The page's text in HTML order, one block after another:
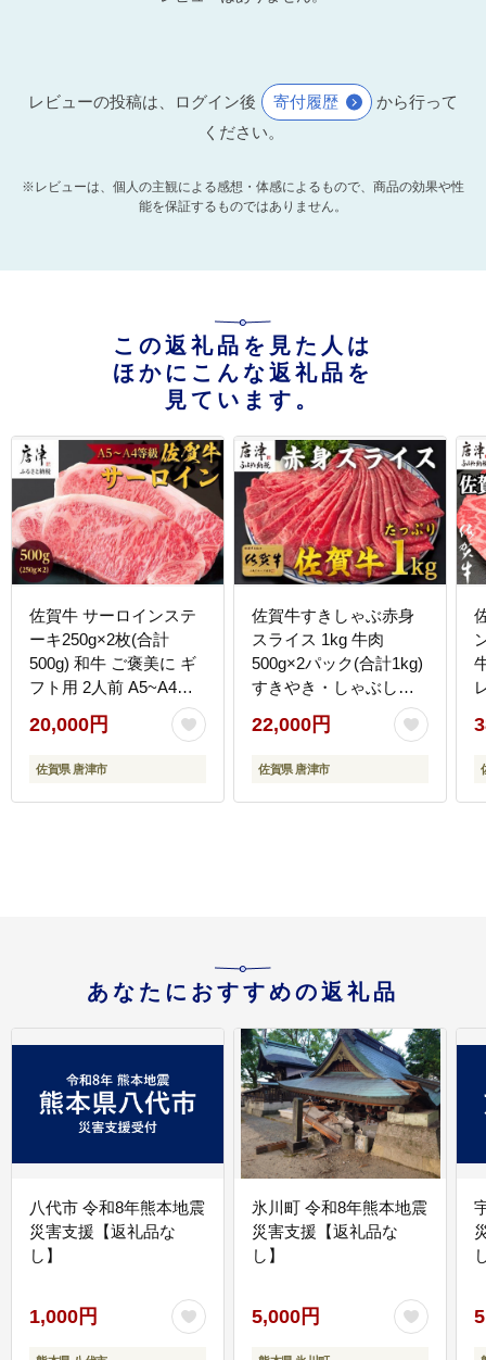
レビューの投稿は、ログイン後 寄付履歴
から行って
ください。
※レビューは、個人の主観による感想・体感によるもので、商品の効果や性
能を保証するものではありません。
この返礼品を見た人は
ほかにこんな返礼品を
見ています。
佐賀牛 サーロインステ
ーキ250g×2枚(合計
500g) 和牛 ご褒美に ギ
フト用 2人前 A5~A4等
級 霜降り牛肉
20,000円
佐賀県 唐津市
佐賀牛すきしゃぶ赤身
スライス 1kg 牛肉
500g×2パック(合計1kg)
すきやき・しゃぶしゃ
ぶ用・スライス和牛
22,000円
佐賀県 唐津市
あなたにおすすめの返礼品
八代市 令和8年熊本地震
災害支援【返礼品な
し】
1,000円
氷川町 令和8年熊本地震
災害支援【返礼品な
し】
5,000円